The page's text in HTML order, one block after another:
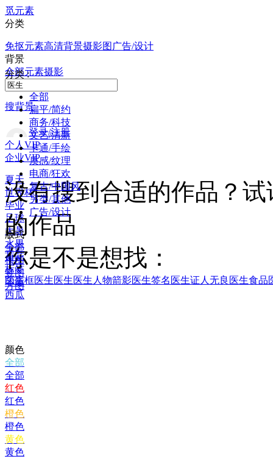
觅元素
分类
免抠元素高清背景摄影图 广告/设计
背景
全部元素摄影
搜背景
登录/注册
个人VIP
企业VIP
夏天
世界杯
毕业
足球
大暑
水果
荷花
标签
印章
西瓜
分类 :
全部
扁平/简约
商务/科技
文艺/清新
卡通/手绘
质感/纹理
电商/狂欢
复古/中国风
另类/其他
广告/设计
版式
全部
横图
竖图
方图
颜色
全部
全部
红色
红色
橙色
橙色
黄色
黄色
没有搜到合适的作品？
的作品
你是不是想找：
医生框医生医生医生人物箭影医生签名 医生证人 无良医生食品